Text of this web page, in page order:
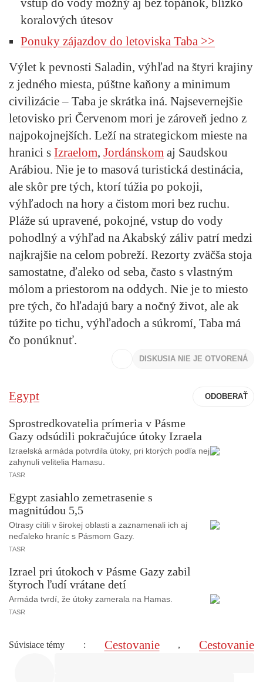
koralových útesov
Ponuky zájazdov do letoviska Taba >>
Výlet k pevnosti Saladin, výhľad na štyri krajiny
z jedného miesta, púštne kaňony a minimum
civilizácie – Taba je skrátka iná. Najsevernejšie
letovisko pri Červenom mori je zároveň jedno z
najpokojnejších. Leží na strategickom mieste na
hranici s Izraelom, Jordánskom aj Saudskou
Arábiou. Nie je to masová turistická destinácia,
ale skôr pre tých, ktorí túžia po pokoji,
výhľadoch na hory a čistom mori bez ruchu.
Pláže sú upravené, pokojné, vstup do vody
pohodlný a výhľad na Akabský záliv patrí medzi
najkrajšie na celom pobreží. Rezorty zväčša stoja
samostatne, ďaleko od seba, často s vlastným
mólom a priestorom na oddych. Nie je to miesto
pre tých, čo hľadajú bary a nočný život, ale ak
túžite po tichu, výhľadoch a súkromí, Taba má
čo ponúknuť.
DISKUSIA NIE JE OTVORENÁ
Egypt
Sprostredkovatelia prímeria v Pásme
Gazy odsúdili pokračujúce útoky Izraela
Izraelská armáda potvrdila útoky, pri ktorých podľa nej
zahynuli velitelia Hamasu.
TASR
Egypt zasiahlo zemetrasenie s
magnitúdou 5,5
Otrasy cítili v širokej oblasti a zaznamenali ich aj
neďaleko hraníc s Pásmom Gazy.
TASR
Izrael pri útokoch v Pásme Gazy zabil
štyroch ľudí vrátane detí
Armáda tvrdí, že útoky zamerala na Hamas.
TASR
Súvisiace témy : Cestovanie , Cestovanie